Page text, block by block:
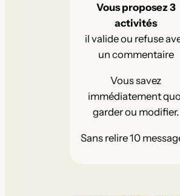
Vous proposez 3
activités
il valide ou refuse
un commentaire
Vous savez
immédiatement
garder ou modifier.
Sans relire 10